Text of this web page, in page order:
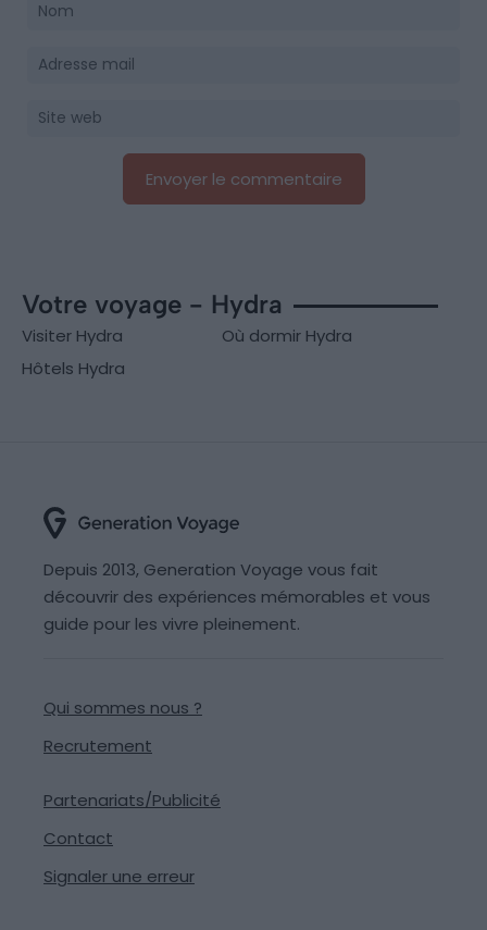
Votre voyage - Hydra
Visiter Hydra
Où dormir Hydra
Hôtels Hydra
Depuis 2013, Generation Voyage vous fait
découvrir des expériences mémorables et vous
guide pour les vivre pleinement.
Qui sommes nous ?
Recrutement
Partenariats/Publicité
Contact
Signaler une erreur